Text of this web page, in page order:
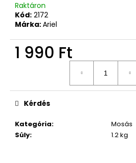
Raktáron
Kód: 2172
Márka:Ariel
1 990 Ft
Kategória:
Mosás
Súly: 1.2 kg
Kérdés